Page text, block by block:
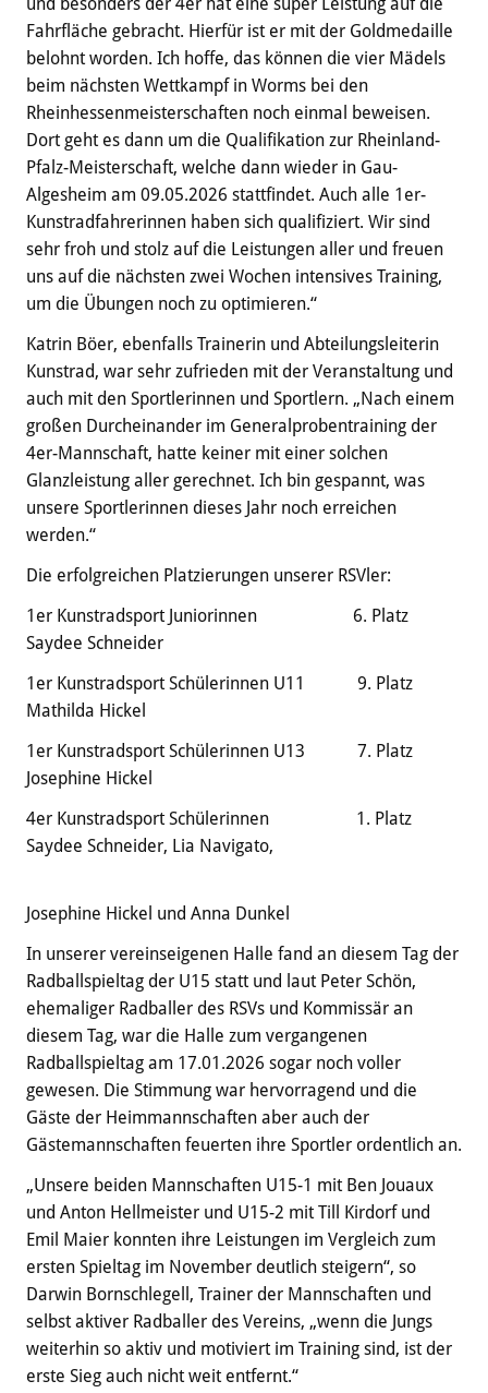
Fahrfläche gebracht. Hierfür ist er mit der Goldmedaille
belohnt worden. Ich hoffe, das können die vier Mädels
beim nächsten Wettkampf in Worms bei den
Rheinhessenmeisterschaften noch einmal beweisen.
Dort geht es dann um die Qualifikation zur Rheinland-
Pfalz-Meisterschaft, welche dann wieder in Gau-
Algesheim am 09.05.2026 stattfindet. Auch alle 1er-
Kunstradfahrerinnen haben sich qualifiziert. Wir sind
sehr froh und stolz auf die Leistungen aller und freuen
uns auf die nächsten zwei Wochen intensives Training,
um die Übungen noch zu optimieren.“
Katrin Böer, ebenfalls Trainerin und Abteilungsleiterin
Kunstrad, war sehr zufrieden mit der Veranstaltung und
auch mit den Sportlerinnen und Sportlern. „Nach einem
großen Durcheinander im Generalprobentraining der
4er-Mannschaft, hatte keiner mit einer solchen
Glanzleistung aller gerechnet. Ich bin gespannt, was
unsere Sportlerinnen dieses Jahr noch erreichen
werden.“
Die erfolgreichen Platzierungen unserer RSVler:
1er Kunstradsport Juniorinnen 6. Platz
Saydee Schneider
1er Kunstradsport Schülerinnen U11 9. Platz
Mathilda Hickel
1er Kunstradsport Schülerinnen U13 7. Platz
Josephine Hickel
4er Kunstradsport Schülerinnen 1. Platz
Saydee Schneider, Lia Navigato,
Josephine Hickel und Anna Dunkel
In unserer vereinseigenen Halle fand an diesem Tag der
Radballspieltag der U15 statt und laut Peter Schön,
ehemaliger Radballer des RSVs und Kommissär an
diesem Tag, war die Halle zum vergangenen
Radballspieltag am 17.01.2026 sogar noch voller
gewesen. Die Stimmung war hervorragend und die
Gäste der Heimmannschaften aber auch der
Gästemannschaften feuerten ihre Sportler ordentlich an.
„Unsere beiden Mannschaften U15-1 mit Ben Jouaux
und Anton Hellmeister und U15-2 mit Till Kirdorf und
Emil Maier konnten ihre Leistungen im Vergleich zum
ersten Spieltag im November deutlich steigern“, so
Darwin Bornschlegell, Trainer der Mannschaften und
selbst aktiver Radballer des Vereins, „wenn die Jungs
weiterhin so aktiv und motiviert im Training sind, ist der
erste Sieg auch nicht weit entfernt.“